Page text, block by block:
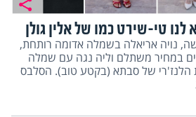
טי-שירט כמו של אלין גולן
נויה אריאלה בשמלה אדומה רותחת,
במחיר משתלם וליה נגה עם שמלה
של סבתא (בקטע טוב). הסלבס